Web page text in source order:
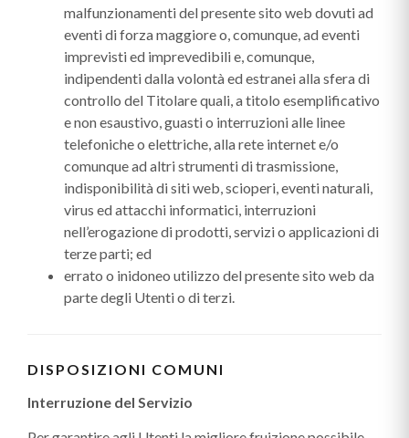
malfunzionamenti del presente sito web dovuti ad
eventi di forza maggiore o, comunque, ad eventi
imprevisti ed imprevedibili e, comunque,
indipendenti dalla volontà ed estranei alla sfera di
controllo del Titolare quali, a titolo esemplificativo
e non esaustivo, guasti o interruzioni alle linee
telefoniche o elettriche, alla rete internet e/o
comunque ad altri strumenti di trasmissione,
indisponibilità di siti web, scioperi, eventi naturali,
virus ed attacchi informatici, interruzioni
nell’erogazione di prodotti, servizi o applicazioni di
terze parti; ed
errato o inidoneo utilizzo del presente sito web da
parte degli Utenti o di terzi.
DISPOSIZIONI COMUNI
Interruzione del Servizio